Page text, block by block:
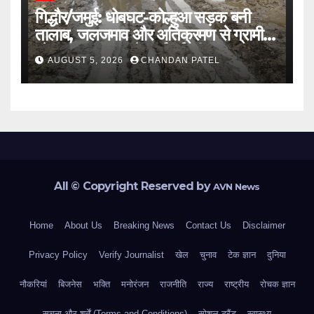
गिद्धौर/जमुई: धोबघट-कोल्हुआ सड़क बनी
तालाब, जलजमाव और अतिक्रमण से ग्रामीण
परेशान, प्रशासन से कार्रवाई की मांग
AUGUST 5, 2026 CHANDAN PATEL
All © Copyright Reserved byAVN News
Home About Us Breaking News Contact Us Disclaimer
Privacy Policy Verify Journalist खेल चुनाव टेक ज्ञान दुनिया
नौकरियां बिजनेस भक्ति मनोरंजन राजनीति राज्य राष्ट्रीय रोचक ज्ञान